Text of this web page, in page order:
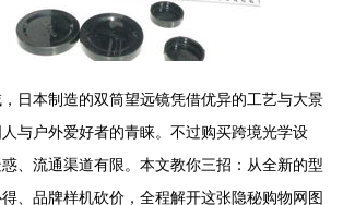
日本制造的双筒望远镜凭借优异的工艺与大景
与户外爱好者的青睐。不过购买跨境光学设
、流通渠道有限。本文教你三招：从全新的型
、品牌样机砍价，全程解开这张隐秘购物网图